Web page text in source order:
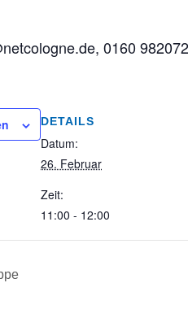
0160
DETAILS
Datum:
26. Februar
Zeit:
11:00 - 12:00